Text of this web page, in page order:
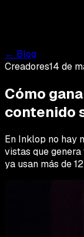
← Blog
Creadores14 de
Cómo
contenido
En Inklop no hay
vistas que
ya usan más de